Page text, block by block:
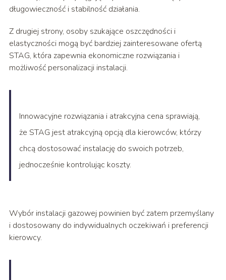
długowieczność i stabilność działania.
Z drugiej strony, osoby szukające oszczędności i
elastyczności mogą być bardziej zainteresowane ofertą
STAG, która zapewnia ekonomiczne rozwiązania i
możliwość personalizacji instalacji.
Innowacyjne rozwiązania i atrakcyjna cena sprawiają,
że STAG jest atrakcyjną opcją dla kierowców, którzy
chcą dostosować instalację do swoich potrzeb,
jednocześnie kontrolując koszty.
Wybór instalacji gazowej powinien być zatem przemyślany
i dostosowany do indywidualnych oczekiwań i preferencji
kierowcy.